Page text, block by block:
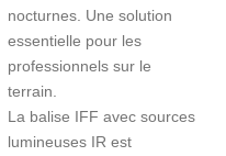
nocturnes. Une solution
essentielle pour les
professionnels sur le
terrain.
La balise IFF avec sources
lumineuses IR est